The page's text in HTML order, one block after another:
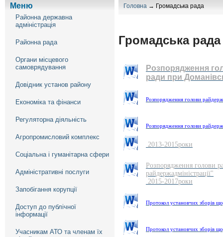
Меню
Районна державна
адміністрація
Районна рада
Органи місцевого
самоврядування
Довідник установ району
Економіка та фінанси
Регуляторна діяльність
Агропромисловий комплекс
Соціальна і гуманітарна сфери
Адміністративні послуги
Запобігання корупції
Доступ до публічної
інформації
Учасникам АТО та членам їх
Головна → Громадська рада
Громадська рада
Розпорядження
ради при
Розпорядження голови
Розпорядження голови
2013-2015роки
Розпорядження голови
райдержадміністрації"
2015-2017роки
Протокол установчих зборів
Протокол установчих зборів